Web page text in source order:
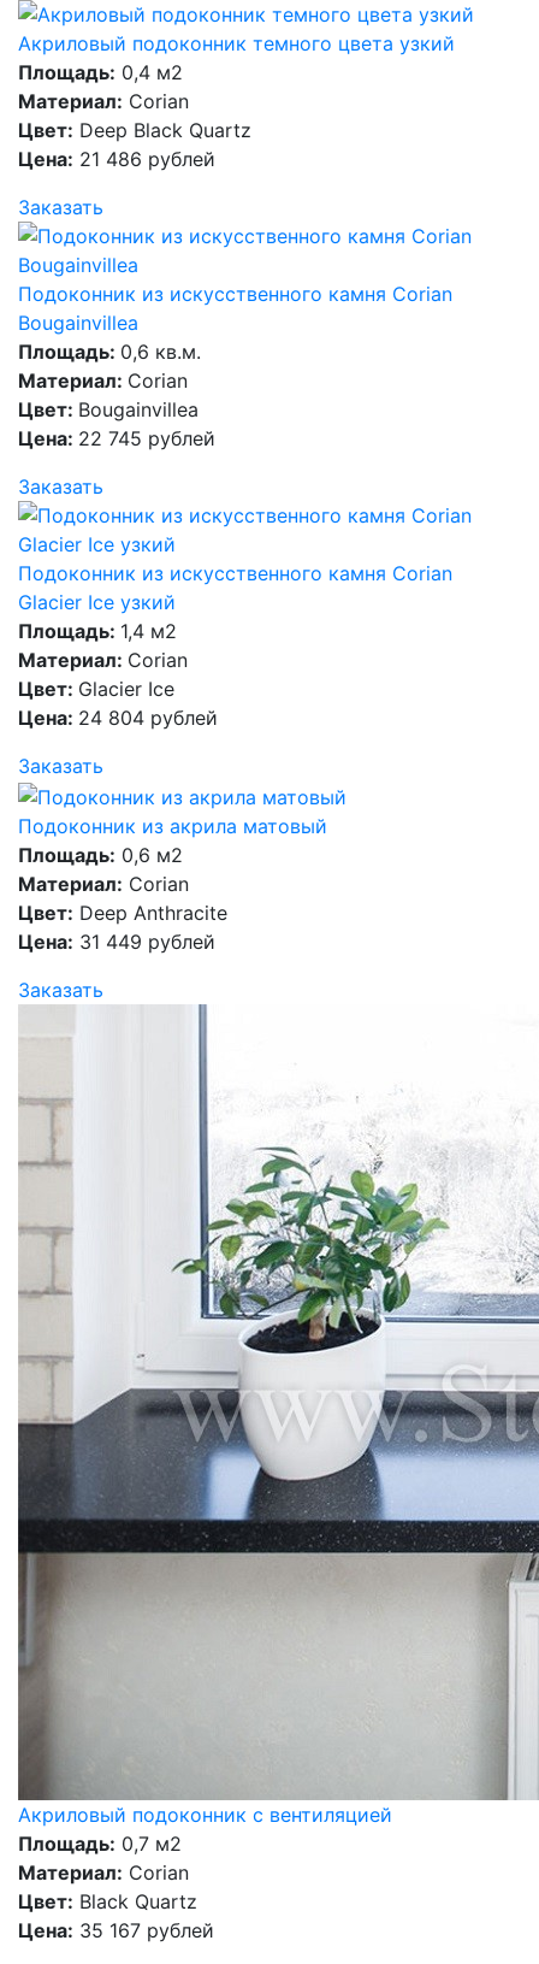
Акриловый подоконник темного цвета узкий
Площадь: 0,4 м2
Материал: Corian
Цвет: Deep Black Quartz
Цена: 21 486 рублей
Заказать
Подоконник из искусственного камня Corian
Bougainvillea
Площадь: 0,6 кв.м.
Материал: Corian
Цвет: Bougainvillea
Цена: 22 745 рублей
Заказать
Подоконник из искусственного камня Corian
Glacier Ice узкий
Площадь: 1,4 м2
Материал: Corian
Цвет: Glacier Ice
Цена: 24 804 рублей
Заказать
Подоконник из акрила матовый
Площадь: 0,6 м2
Материал: Corian
Цвет: Deep Anthracite
Цена: 31 449 рублей
Заказать
Акриловый подоконник с вентиляцией
Площадь: 0,7 м2
Материал: Corian
Цвет: Black Quartz
Цена: 35 167 рублей